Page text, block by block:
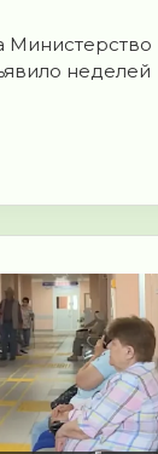
Министерство
неделей